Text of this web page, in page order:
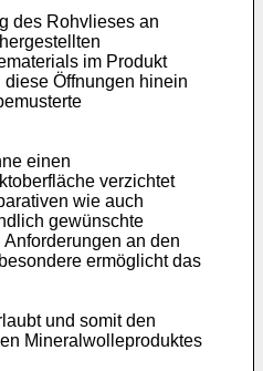
des Rohvlieses an
im Produkt
Öffnungen hinein
einen
verzichtet
wie auch
gewünschte
an den
ermöglicht das
und somit den
Mineralwolleproduktes